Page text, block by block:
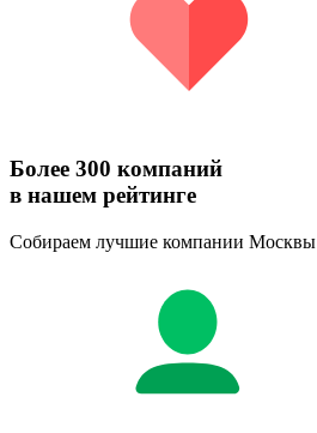
Более 300 компаний
в нашем рейтинге
Собираем лучшие компании Москвы